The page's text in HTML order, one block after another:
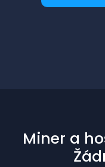
Miner a